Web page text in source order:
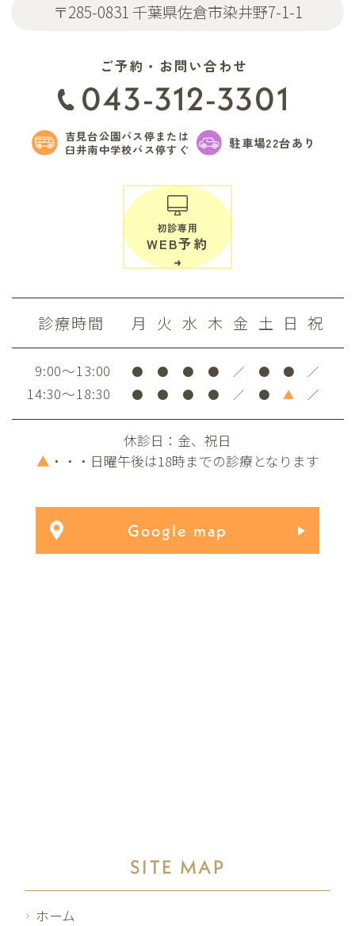
〒285-0831 千葉県佐倉市染井野7-1-1
ご予約・お問い合わせ
043-312-3301
吉見台公園バス停または
臼井南中学校バス停すぐ
駐車場22台あり
初診専用
WEB予約
診療時間 月 火 水 木 金 土 日 祝
9:00～13:00 ● ● ● ● ／ ● ● ／
14:30～18:30 ● ● ● ● ／ ● ▲ ／
休診日：金、祝日
▲ ・・・日曜午後は18時までの診療となります
Google map
SITE MAP
ホーム